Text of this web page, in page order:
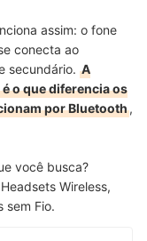
assim: o fone
conecta ao
secundário. A
o que diferencia os
por Bluetooth,
você busca?
Wireless,
sem Fio.